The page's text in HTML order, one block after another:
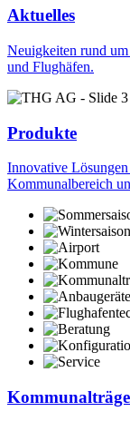
Aktuelles
Neuigkeiten rund
und Flughäfen.
Produkte
Innovative
Kommunalbereich